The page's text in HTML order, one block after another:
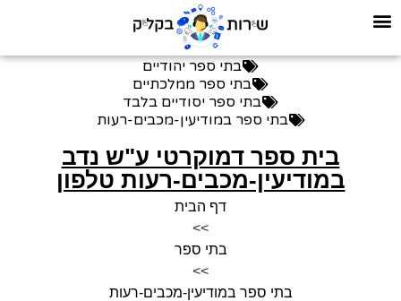
בתי ספר יהודיים
בתי ספר ממלכתיים
בתי ספר יסודיים בלבד
בתי ספר במודיעין-מכבים-רעות
בית ספר דמוקרטי ע"ש נדב
במודיעין-מכבים-רעות טלפון
דף הבית
>>
בתי ספר
>>
בתי ספר במודיעין-מכבים-רעות